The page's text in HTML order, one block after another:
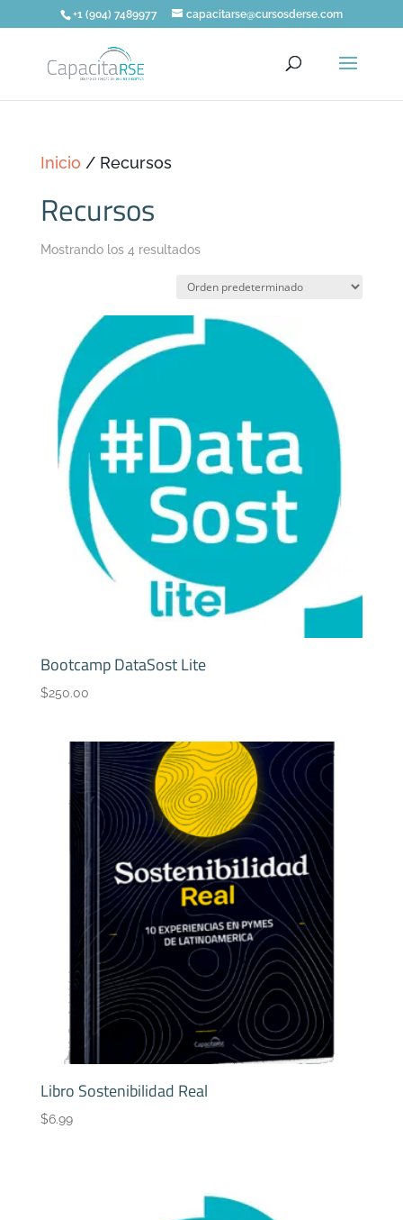
+1 (904) 7489977 capacitarse@cursosderse.com
Inicio / Recursos
Recursos
Mostrando los 4 resultados
Bootcamp DataSost Lite
$250.00
Libro Sostenibilidad Real
$6.99